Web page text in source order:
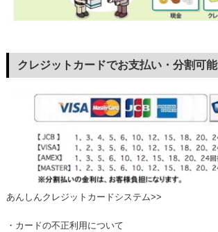
クレジットカードでお支払い・分割可能
あんしんクレジットカードシステム>>
・カードの不正利用について